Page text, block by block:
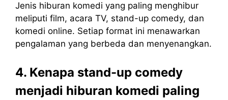
Jenis hiburan komedi yang paling menghibur
meliputi film, acara TV, stand-up comedy, dan
komedi online. Setiap format ini menawarkan
pengalaman yang berbeda dan menyenangkan.
4. Kenapa stand-up comedy
menjadi hiburan komedi paling